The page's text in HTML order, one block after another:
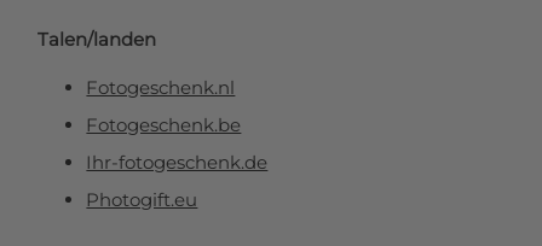
Talen/landen
Fotogeschenk.nl
Fotogeschenk.be
Ihr-fotogeschenk.de
Photogift.eu